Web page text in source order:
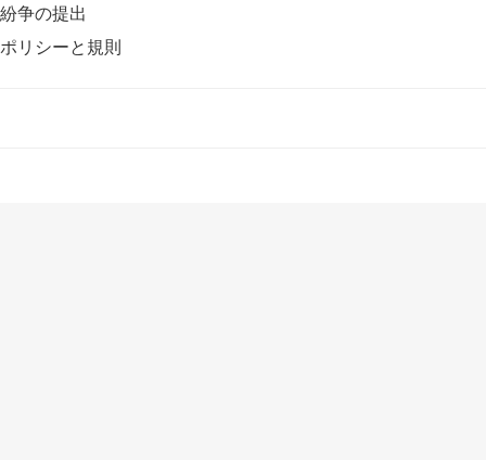
紛争の提出
ポリシーと規則